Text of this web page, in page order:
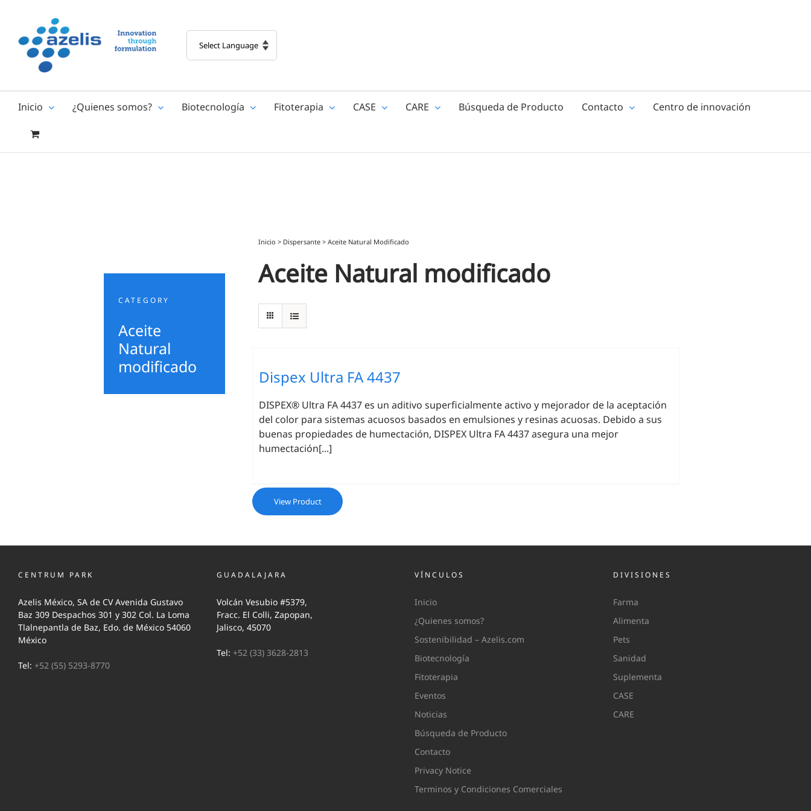
content
Inicio ¿Quienes somos? Biotecnología Fitoterapia CASE CARE Búsqueda de Producto Contacto Centro de innovación
CATEGORY
Aceite
Natural
modificado
Inicio > Dispersante > Aceite Natural Modificado
Aceite Natural modificado
Dispex Ultra FA 4437
DISPEX® Ultra FA 4437 es un aditivo superficialmente activo y mejorador de la aceptación
del color para sistemas acuosos basados en emulsiones y resinas acuosas. Debido a sus
buenas propiedades de humectación, DISPEX Ultra FA 4437 asegura una mejor
humectación[...]
View Product
CENTRUM PARK
Azelis México, SA de CV Avenida Gustavo
Baz 309 Despachos 301 y 302 Col. La Loma
Tlalnepantla de Baz, Edo. de México 54060
México
Tel: +52 (55) 5293-8770
GUADALAJARA
Volcán Vesubio #5379,
Fracc. El Colli, Zapopan,
Jalisco, 45070
Tel: +52 (33) 3628-2813
VÍNCULOS
Inicio
¿Quienes somos?
Sostenibilidad – Azelis.com
Biotecnología
Fitoterapia
Eventos
Noticias
Búsqueda de Producto
Contacto
Privacy Notice
Terminos y Condiciones Comerciales
DIVISIONES
Farma
Alimenta
Pets
Sanidad
Suplementa
CASE
CARE